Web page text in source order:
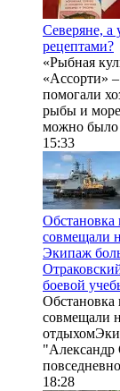
Северяне, а
рецептами?
«Рыбная
«Ассорти»
помогали
рыбы и
можно было
15:33
Обстановка
совмещали
Экипаж
боевой
Обстановка
совмещали
"Александр
18:28